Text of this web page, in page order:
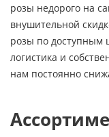
розы недорого на
внушительной
розы по доступным
логистика и
нам постоянно